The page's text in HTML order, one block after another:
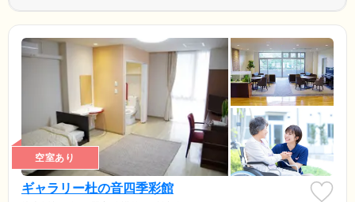
空室あり
ギャラリー杜の音四季彩館